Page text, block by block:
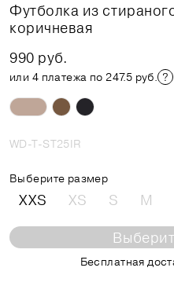
Футболка из
коричневая
990 руб.
или 4 платежа по 247.5 руб.
WD-T-ST25IR
Выберите размер
XXS XS S M
Бесплатная